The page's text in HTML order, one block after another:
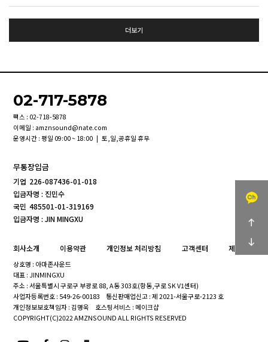
더보기
02-717-5878
팩스 : 02-718-5878
이메일 : amznsound@nate.com
운영시간 : 평일 09:00 ~ 18:00 | 토,일,공휴일 휴무
무통장입금
기업 226-087436-01-018
입금자명 : 진민수
국민 485501-01-319169
입금자명 : JIN MINGXU
회사소개 이용약관 개인정보 처리방침 고객센터 제휴문의
상호명 : 아마존사운드
대표 : JINMINGXU
주소 : 서울특별시 구로구 부광로 88, A동 303호(항동,구로 SK V1센터)
사업자등록번호 : 549-26-00183
통신판매업신고 : 제 2021-서울구로-2123 호
개인정보보호책임자 : 김명욱
호스팅서비스 : 메이크샵
COPYRIGHT(C)2022 AMZNSOUND ALL RIGHTS RESERVED